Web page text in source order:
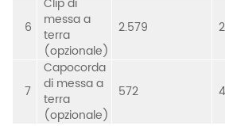
6
Clip di
messa a
terra
(opzionale)
2.579
7
Capocorda
di messa a
terra
(opzionale)
572